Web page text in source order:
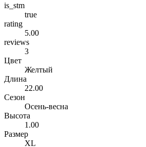
is_stm
true
rating
5.00
reviews
3
Цвет
Желтый
Длина
22.00
Сезон
Осень-весна
Высота
1.00
Размер
XL